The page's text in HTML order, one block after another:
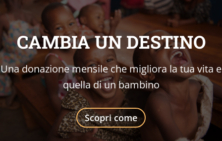
CAMBIA UN DESTINO
Una donazione mensile che migliora la tua vita e
quella di un bambino
Scopri come